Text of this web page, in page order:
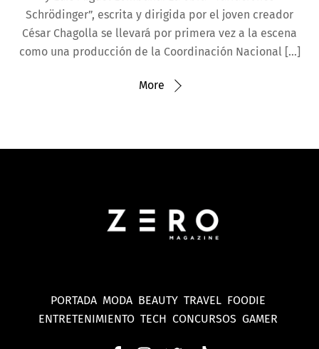
Schrödinger”, escrita y dirigida por el joven creador
César Chagolla se llevará por primera vez a la escena
como una producción de la Coordinación Nacional […]
More
PORTADA MODA BEAUTY TRAVEL FOODIE
ENTRETENIMIENTO TECH CONCURSOS GAMER